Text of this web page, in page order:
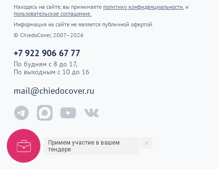
Находясь на сайте, вы принимаете политику конфиденциальности. и
пользовательское соглашение.
Информация на сайте не является публичной офертой.
© ChiedoCover, 2007–2026
+7 922 906 67 77
По будням с 8 до 17,
По выходным с 10 до 16
mail@chiedocover.ru
Примем участие в вашем
тендере